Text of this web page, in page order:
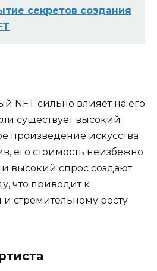
секретов создания
NFT сильно влияет на его
существует высокий
произведение искусства
его стоимость неизбежно
высокий спрос создают
что приводит к
стремительному росту